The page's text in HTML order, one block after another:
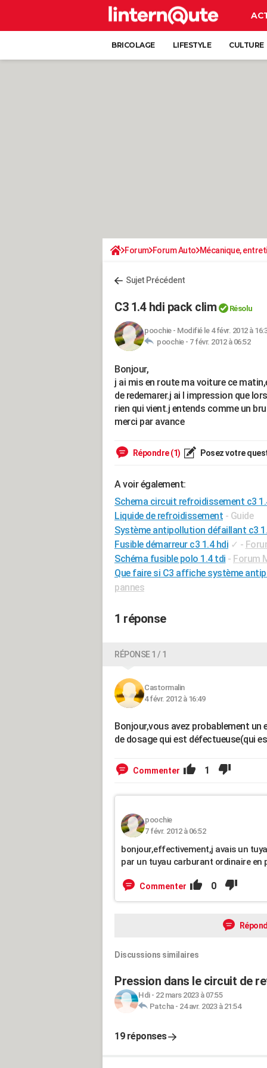
BRICOLAGE LIFESTYLE CULTURE
Forum Forum Auto Mécanique,
Sujet Précédent
C3 1.4 hdi pack clim Résolu
poochie- Modifié le 4 févr. 2012 à
poochie - 7 févr. 2012 à 06:52
Bonjour,
j ai mis en route ma voiture ce
de redemarer.j ai l impression que
rien qui vient.j entends comme un
merci par avance
Répondre (1) Posez votre
A voir également:
Schema circuit refroidissement c3
Liquide de refroidissement - Guide
Système antipollution défaillant c3
Fusible démarreur c3 1.4 hdi ✓ -
Schéma fusible polo 1.4 tdi - Forum
Que faire si C3 affiche système
pannes
1 réponse
RÉPONSE 1 / 1
Castormalin
4 févr. 2012 à 16:49
Bonjour,vous avez probablement un
de dosage qui est défectueuse(qui
Commenter 1
poochie
7 févr. 2012 à 06:52
bonjour,effectivement,j avais un
par un tuyau carburant ordinaire en
Commenter 0
Discussions similaires
Pression dans le circuit de
Hdi- 22 mars 2023 à 07:55
Patcha- 24 avr. 2023 à 21:54
19 réponses